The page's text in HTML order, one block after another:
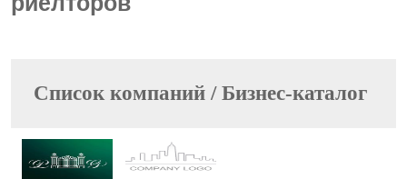
Cписок компаний / Бизнес-каталог